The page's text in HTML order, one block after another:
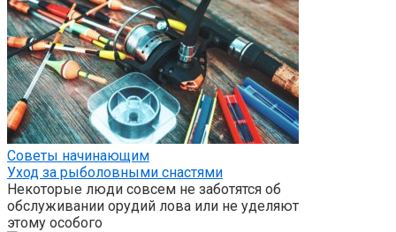
Советы начинающим
Уход за рыболовными снастями
Некоторые люди совсем не заботятся об
обслуживании орудий лова или не уделяют
этому особого